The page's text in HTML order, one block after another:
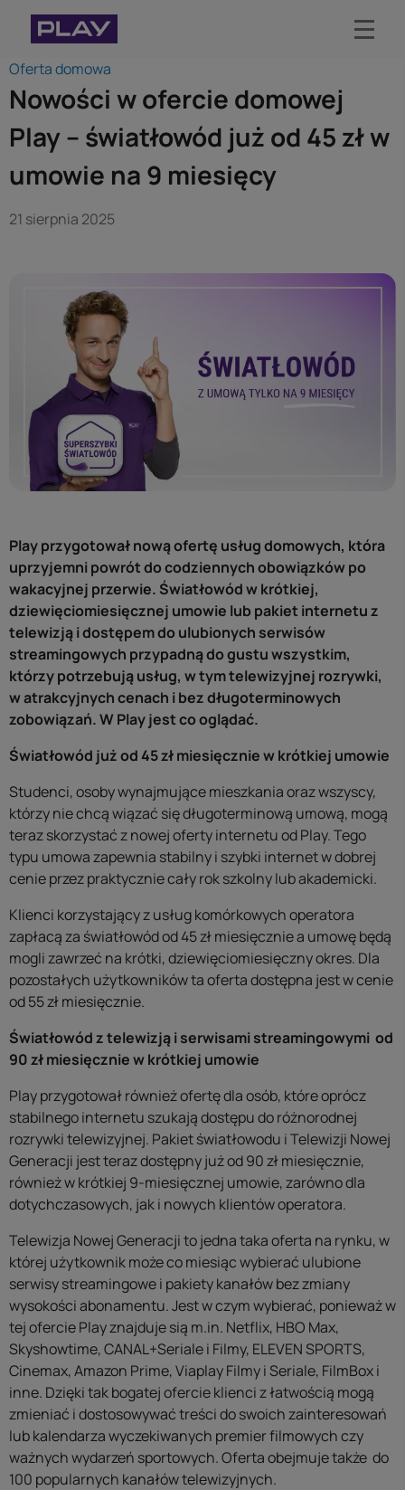
Biuro prasowe Play
Aktualności
Materiały do pobrania
Kontakt dla mediów
O Play
Oferta domowa
Nowości w ofercie domowej
Play – światłowód już od 45 zł w
umowie na 9 miesięcy
21 sierpnia 2025
Play przygotował nową ofertę usług domowych, która
uprzyjemni powrót do codziennych obowiązków po
wakacyjnej przerwie. Światłowód w krótkiej,
dziewięciomiesięcznej umowie lub pakiet internetu z
telewizją i dostępem do ulubionych serwisów
streamingowych przypadną do gustu wszystkim,
którzy potrzebują usług, w tym telewizyjnej rozrywki,
w atrakcyjnych cenach i bez długoterminowych
zobowiązań. W Play jest co oglądać.
Światłowód już od 45 zł miesięcznie w krótkiej umowie
Studenci, osoby wynajmujące mieszkania oraz wszyscy,
którzy nie chcą wiązać się długoterminową umową, mogą
teraz skorzystać z nowej oferty internetu od Play. Tego
typu umowa zapewnia stabilny i szybki internet w dobrej
cenie przez praktycznie cały rok szkolny lub akademicki.
Klienci korzystający z usług komórkowych operatora
zapłacą za światłowód od 45 zł miesięcznie a umowę będą
mogli zawrzeć na krótki, dziewięciomiesięczny okres. Dla
pozostałych użytkowników ta oferta dostępna jest w cenie
od 55 zł miesięcznie.
Światłowód z telewizją i serwisami streamingowymi od
90 zł miesięcznie w krótkiej umowie
Play przygotował również ofertę dla osób, które oprócz
stabilnego internetu szukają dostępu do różnorodnej
rozrywki telewizyjnej. Pakiet światłowodu i Telewizji Nowej
Generacji jest teraz dostępny już od 90 zł miesięcznie,
również w krótkiej 9-miesięcznej umowie, zarówno dla
dotychczasowych, jak i nowych klientów operatora.
Telewizja Nowej Generacji to jedna taka oferta na rynku, w
której użytkownik może co miesiąc wybierać ulubione
serwisy streamingowe i pakiety kanałów bez zmiany
wysokości abonamentu. Jest w czym wybierać, ponieważ w
tej ofercie Play znajduje sią m.in. Netflix, HBO Max,
Skyshowtime, CANAL+Seriale i Filmy, ELEVEN SPORTS,
Cinemax, Amazon Prime, Viaplay Filmy i Seriale, FilmBox i
inne. Dzięki tak bogatej ofercie klienci z łatwością mogą
zmieniać i dostosowywać treści do swoich zainteresowań
lub kalendarza wyczekiwanych premier filmowych czy
ważnych wydarzeń sportowych. Oferta obejmuje także do
100 popularnych kanałów telewizyjnych.